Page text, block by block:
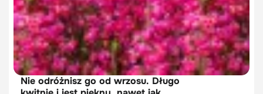
Nie odróżnisz go od wrzosu. Długo